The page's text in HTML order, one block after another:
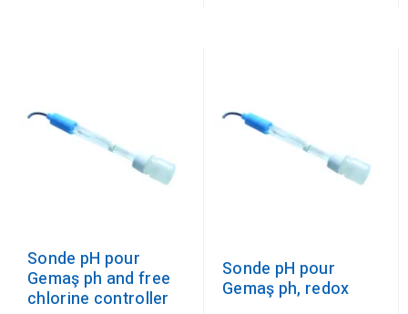
Sonde pH pour
Gemaş ph and free
chlorine controller
Sonde pH pour
Gemaş ph, redox